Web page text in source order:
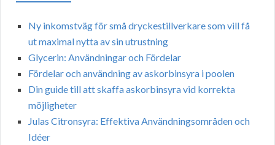
Ny inkomstväg för små dryckestillverkare som vill få
ut maximal nytta av sin utrustning
Glycerin: Användningar och Fördelar
Fördelar och användning av askorbinsyra i poolen
Din guide till att skaffa askorbinsyra vid korrekta
möjligheter
Julas Citronsyra: Effektiva Användningsområden och
Idéer